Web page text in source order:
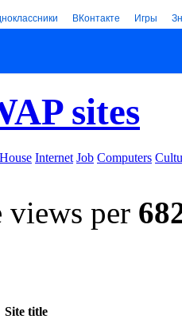
ВКонтакте Игры
sites
House Internet Job Computers
views per
Site title